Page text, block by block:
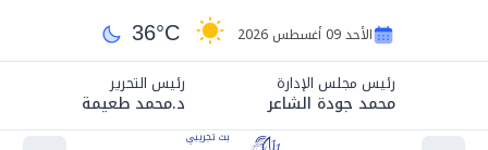
الأحد 09 أغسطس 2026 36°C
رئيس مجلس الإدارة
محمد جودة الشاعر
رئيس التحرير
د.محمد طعيمة